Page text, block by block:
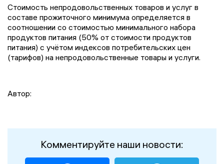
Стоимость непродовольственных товаров и услуг в
составе прожиточного минимума определяется в
соотношении со стоимостью минимального набора
продуктов питания (50% от стоимости продуктов
питания) с учётом индексов потребительских цен
(тарифов) на непродовольственные товары и услуги.
Автор:
Комментируйте наши новости: